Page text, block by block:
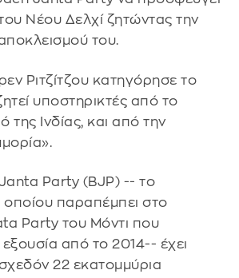
Νέου Δελχί ζητώντας την
του.
Ριτζίτζου κατηγόρησε το
υποστηρικτές από το
της Ινδίας, και από την
Party (BJP) -- το
παραπέμπει στο
Party του Μόντι που
εξουσία από το 2014-- έχει
22 εκατομμύρια